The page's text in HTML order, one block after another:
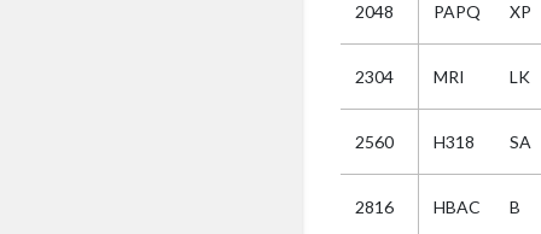
2048 PAPQ XP
2304 MRI LK
2560 H318 SA
2816 HBAC B